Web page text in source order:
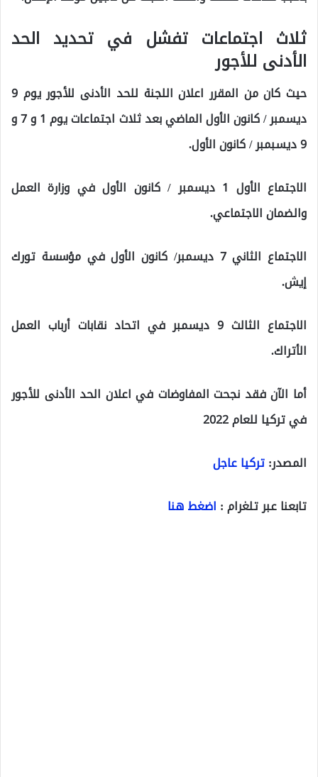
ثلاث اجتماعات تفشل في تحديد الحد
الأدنى للأجور
حيث كان من المقرر اعلان اللجنة للحد الأدنى للأجور يوم 9
ديسمبر / كانون الأول الماضي بعد ثلاث اجتماعات يوم 1 و 7 و
9 ديسبمبر / كانون الأول.
الاجتماع الأول 1 ديسمبر / كانون الأول في وزارة العمل
والضمان الاجتماعي.
الاجتماع الثاني 7 ديسمبر/ كانون الأول في مؤسسة تورك
إيش.
الاجتماع الثالث 9 ديسمبر في اتحاد نقابات أرباب العمل
الأتراك.
أما الآن فقد نجحت المفاوضات في اعلان الحد الأدنى للأجور
في تركيا للعام 2022
المصدر:تركيا عاجل
تابعنا عبر تلغرام : اضغط هنا